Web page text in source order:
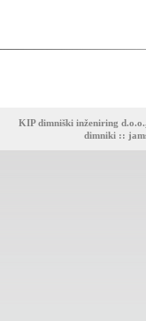
KIP dimniški inženiring
dimniki ::